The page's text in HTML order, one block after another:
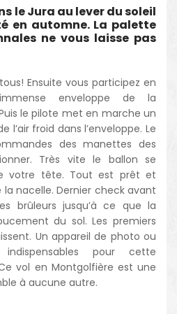
le Jura au lever du soleil
en automne. La palette
ne vous laisse pas
Ensuite vous participez en
enveloppe de la
le pilote met en marche un
l’air froid dans l’enveloppe. Le
des manettes des
Très vite le ballon se
votre tête. Tout est prêt et
nacelle. Dernier check avant
brûleurs jusqu’à ce que la
du sol. Les premiers
Un appareil de photo ou
pour cette
vol en Montgolfière est une
à aucune autre.